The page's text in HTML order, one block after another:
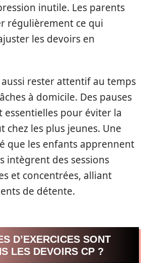
inutile. Les parents
régulièrement ce qui
les devoirs en
rester attentif au temps
à domicile. Des pauses
essentielles pour éviter la
chez les plus jeunes. Une
que les enfants apprennent
intègrent des sessions
et concentrées, alliant
de détente.
D’EXERCICES SONT
LES DEVOIRS CP ?